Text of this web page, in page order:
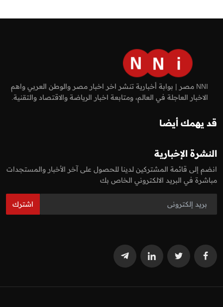
NNI مصر | بوابة أخبارية تنشر اخر اخبار مصر والوطن العربي واهم
الاخبار العاجلة في العالم، ومتابعة اخبار الرياضة والاقتصاد والتقنية.
قد يهمك أيضا
النشرة الإخبارية
انضم إلى قائمة المشتركين لدينا للحصول على آخر الأخبار والمستجدات
مباشرة في البريد الالكتروني الخاص بك
اشترك